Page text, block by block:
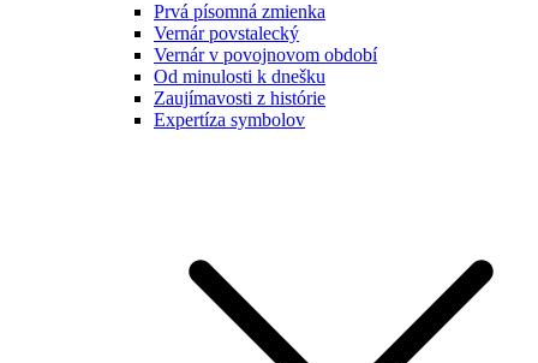
Prvá písomná zmienka
Vernár povstalecký
Vernár v povojnovom období
Od minulosti k dnešku
Zaujímavosti z histórie
Expertíza symbolov